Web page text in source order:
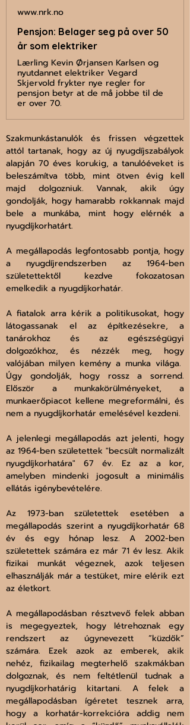
www.nrk.no
Pensjon: Belager seg på over 50
år som elektriker
Lærling Kevin Ørjansen Karlsen og
nyutdannet elektriker Vegard
Skjervold frykter nye regler for
pensjon betyr at de må jobbe til de
er over 70.
Szakmunkástanulók és frissen végzettek
attól tartanak, hogy az új nyugdíjszabályok
alapján 70 éves korukig, a tanulóéveket is
beleszámítva több, mint ötven évig kell
majd dolgozniuk. Vannak, akik úgy
gondolják, hogy hamarabb rokkannak majd
bele a munkába, mint hogy elérnék a
nyugdíjkorhatárt.
A megállapodás legfontosabb pontja, hogy
a nyugdíjrendszerben az 1964-ben
születettektől kezdve fokozatosan
emelkedik a nyugdíjkorhatár.
A fiatalok arra kérik a politikusokat, hogy
látogassanak el az építkezésekre, a
tanárokhoz és az egészségügyi
dolgozókhoz, és nézzék meg, hogy
valójában milyen kemény a munka világa.
Úgy gondolják, hogy rossz a sorrend.
Először a munkakörülményeket, a
munkaerőpiacot kellene megreformálni, és
nem a nyugdíjkorhatár emelésével kezdeni.
A jelenlegi megállapodás azt jelenti, hogy
az 1964-ben születettek "becsült normalizált
nyugdíjkorhatára" 67 év. Ez az a kor,
amelyben mindenki jogosult a minimális
ellátás igénybevételére.
Az 1973-ban születettek esetében a
megállapodás szerint a nyugdíjkorhatár 68
év és egy hónap lesz. A 2002-ben
születettek számára ez már 71 év lesz. Akik
fizikai munkát végeznek, azok teljesen
elhasználják már a testüket, mire elérik ezt
az életkort.
A megállapodásban résztvevő felek abban
is megegyeztek, hogy létrehoznak egy
rendszert az úgynevezett “küzdők”
számára. Ezek azok az emberek, akik
nehéz, fizikailag megterhelő szakmákban
dolgoznak, és nem feltétlenül tudnak a
nyugdíjkorhatárig kitartani. A felek a
megállapodásban ígéretet tesznek arra,
hogy a korhatár-korrekcióra addig nem